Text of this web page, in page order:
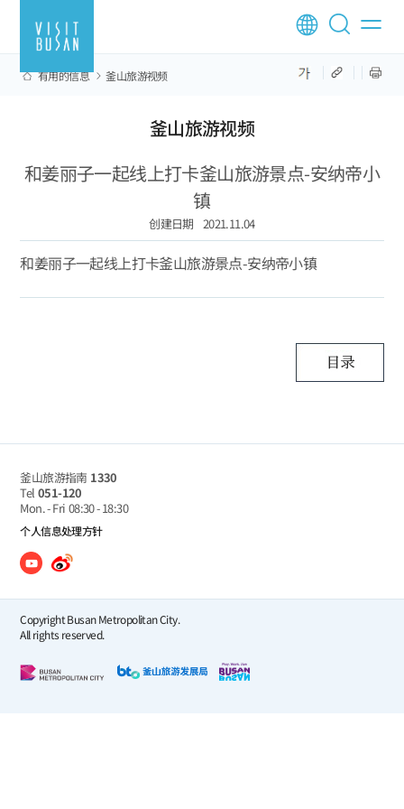
有用的信息 釜山旅游视频
釜山旅游视频
和姜丽子一起线上打卡釜山旅游景点-安纳帝小
镇
创建日期 2021.11.04
和姜丽子一起线上打卡釜山旅游景点-安纳帝小镇
釜山旅游指南 1330
Tel 051-120
Mon. - Fri 08:30 - 18:30
个人信息处理方针
Copyright Busan Metropolitan City.
All rights reserved.